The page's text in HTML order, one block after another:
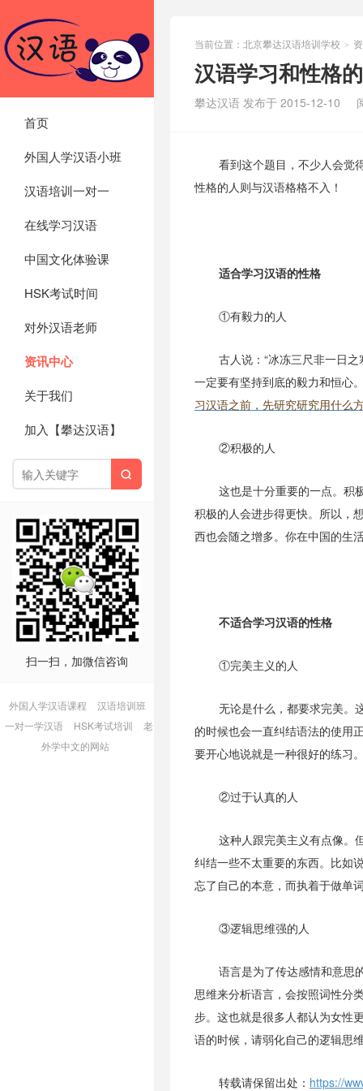
首页
外国人学汉语小班
汉语培训一对一
在线学习汉语
中国文化体验课
HSK考试时间
对外汉语老师
资讯中心
关于我们
加入【攀达汉语】

扫一扫，加微信咨询
外国人学汉语课程
汉语培训班
一对一学汉语
HSK考试培训
老
外学中文的网站
当前位置： 北京攀达汉语培训学校 >
汉语学习和性格
攀达汉语 发布于 2015-12-10
看到这个题目，不少人会觉
性格的人则与汉语格格不入！
适合学习汉语的性格
①有毅力的人
古人说：“冰冻三尺非一日
一定要有坚持到底的毅力和恒心
习汉语之前，先研究研究用什么
②积极的人
这也是十分重要的一点。积
积极的人会进步得更快。所以，
西也会随之增多。你在中国的生
不适合学习汉语的性格
①完美主义的人
无论是什么，都要求完美。
的时候也会一直纠结语法的使用
要开心地说就是一种很好的练习
②过于认真的人
这种人跟完美主义有点像。
纠结一些不太重要的东西。比如
忘了自己的本意，而执着于做单
③逻辑思维强的人
语言是为了传达感情和意思
思维来分析语言，会按照词性分
步。这也就是很多人都认为女性
语的时候，请弱化自己的逻辑思
转载请保留出处： https://